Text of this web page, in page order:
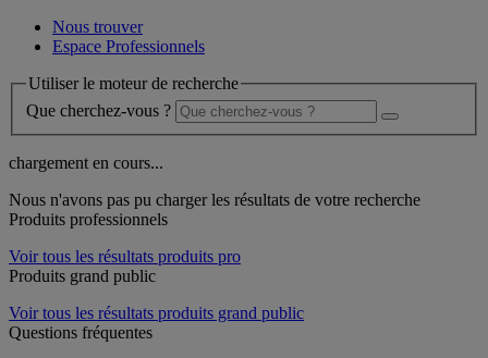
Nous trouver
Espace Professionnels
Utiliser le moteur de recherche
Que cherchez-vous ?
chargement en cours...
Nous n'avons pas pu charger les résultats de votre recherche
Produits professionnels
Voir tous les résultats produits pro
Produits grand public
Voir tous les résultats produits grand public
Questions fréquentes